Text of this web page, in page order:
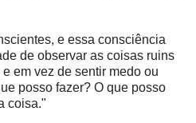
e essa consciência
de observar as coisas ruins
em vez de sentir medo ou
posso fazer? O que posso
coisa."